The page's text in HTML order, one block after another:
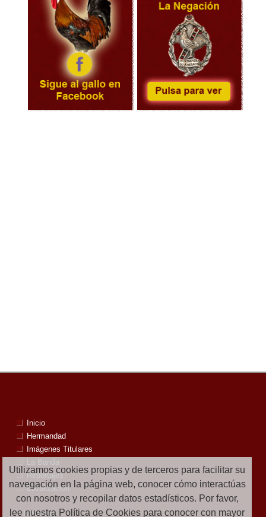
Inicio
Hermandad
Imágenes Titulares
La Banda
Reportajes
Localización
Noticias
Utilizamos cookies propias y de terceros para facilitar su
navegación en la página web, conocer cómo interactúas
con nosotros y recopilar datos estadísticos. Por favor,
lee nuestra Política de Cookies para conocer con mayor